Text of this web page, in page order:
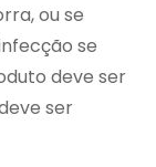
ou se
se
deve ser
ser